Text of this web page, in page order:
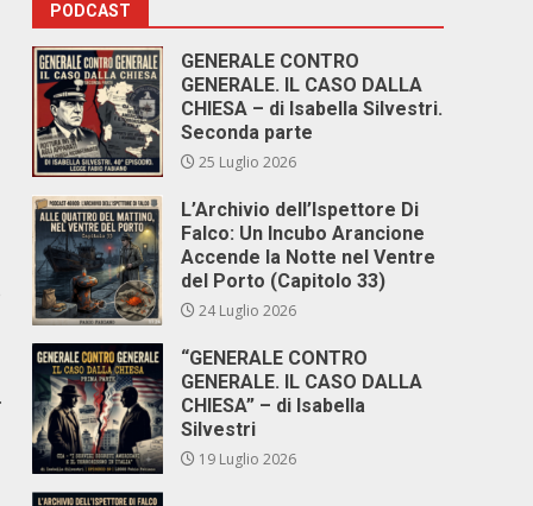
PODCAST
GENERALE CONTRO
GENERALE. IL CASO DALLA
CHIESA – di Isabella Silvestri.
Seconda parte
25 Luglio 2026
L’Archivio dell’Ispettore Di
Falco: Un Incubo Arancione
Accende la Notte nel Ventre
del Porto (Capitolo 33)
24 Luglio 2026
“GENERALE CONTRO
GENERALE. IL CASO DALLA
CHIESA” – di Isabella
Silvestri
19 Luglio 2026